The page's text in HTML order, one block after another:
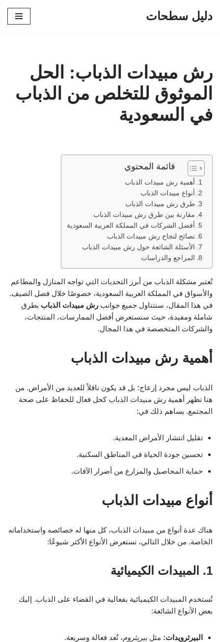
دليل سطحات
رش مبيدات الذباب: الحل
الموثوق للتخلص من الذباب
في السعودية
قائمة المحتوي
أهمية رش مبيدات الذباب
أنواع مبيدات الذباب
طرق رش مبيدات الذباب
مقارنة بين طرق رش مبيدات الذباب
أفضل الشركات في المملكة العربية السعودية
نصائح لنجاح رش مبيدات الذباب
الأسئلة الشائعة حول رش مبيدات الذباب
المراجع والدراسات
تُعتبر مشكلة الذباب من أبرز التحديات التي تواجه المنازل والمطاعم
والأسواق في المملكة العربية السعودية، خصوصًا خلال فصل الصيف.
في هذا المقال، سنتناول جميع جوانب رش مبيدات الذباب بطرق
شاملة ومفيدة، حيث سنستعرض أفضل الممارسات، المنتجات،
والشركات المتخصصة في هذا المجال.
أهمية رش مبيدات الذباب
الذباب ليس مجرد إزعاج؛ بل قد يكون ناقلاً للعديد من الأمراض. من
هنا تظهر أهمية رش مبيدات الذباب كحل فعال للحفاظ على صحة
المجتمع. يساهم ذلك في:
تقليل انتشار الأمراض المعدية.
تحسين جودة الحياة في المناطق السكنية.
حماية المحاصيل والمزارع من أضرار الآفات.
أنواع مبيدات الذباب
هناك عدة أنواع من مبيدات الذباب، كل منها له خصائصه واستخداماته
الخاصة. من خلال التالي، نستعرض الأنواع الأكثر شيوعًا:
1. المبيدات الكيميائية
تُستخدم المبيدات الكيميائية بفعالية في القضاء على الذباب. إليك
بعض الأنواع الشائعة:
البيرثرويدات: مثل بيريثروم، تُعد فعالة وسريعة.